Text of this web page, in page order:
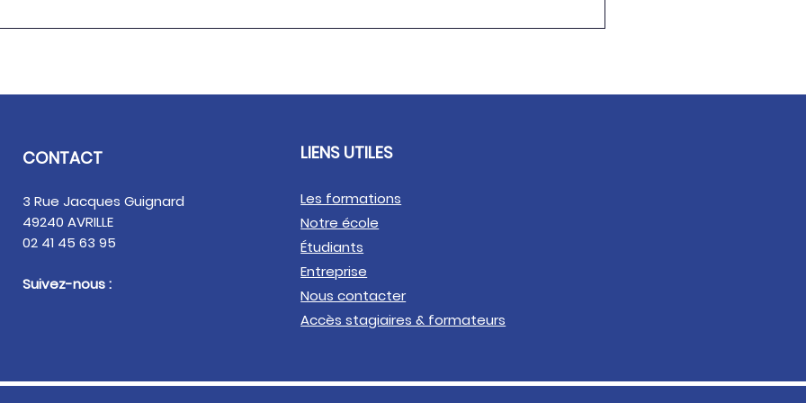
5 mythes sur le métier
Comment un Visual
CONTACT
3 Rue Jacques Guignard
49240 AVRILLE
02 41 45 63 95
Suivez-nous :
LIENS UTILES
Les formations
Notre école
Étudiants
Entreprise
Nous contacter
Accès stagiaires & formateurs